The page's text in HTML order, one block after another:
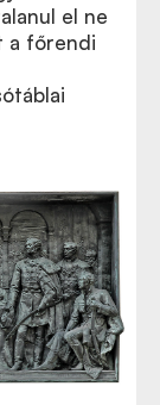
el ne
a főrendi